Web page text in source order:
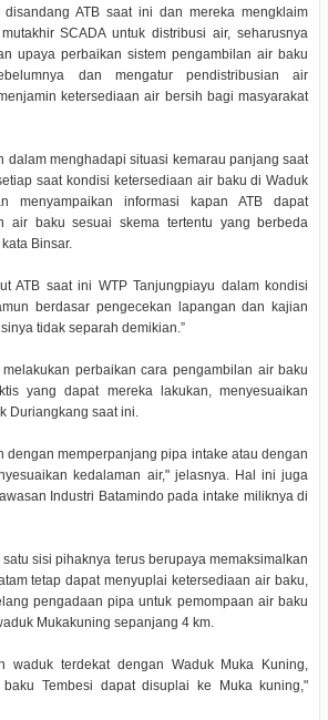
ATB saat ini dan mereka mengklaim
SCADA untuk distribusi air, seharusnya
upaya perbaikan sistem pengambilan air baku
dan mengatur pendistribusian air
ketersediaan air bersih bagi masyarakat
dalam menghadapi situasi kemarau panjang saat
saat kondisi ketersediaan air baku di Waduk
menyampaikan informasi kapan ATB dapat
air baku sesuai skema tertentu yang berbeda
Binsar.
ATB saat ini WTP Tanjungpiayu dalam kondisi
berdasar pengecekan lapangan dan kajian
tidak separah demikian.”
melakukan perbaikan cara pengambilan air baku
yang dapat mereka lakukan, menyesuaikan
Duriangkang saat ini.
dengan memperpanjang pipa intake atau dengan
kedalaman air," jelasnya. Hal ini juga
Industri Batamindo pada intake miliknya di
sisi pihaknya terus berupaya memaksimalkan
tetap dapat menyuplai ketersediaan air baku,
pengadaan pipa untuk pemompaan air baku
Mukakuning sepanjang 4 km.
waduk terdekat dengan Waduk Muka Kuning,
Tembesi dapat disuplai ke Muka kuning,"